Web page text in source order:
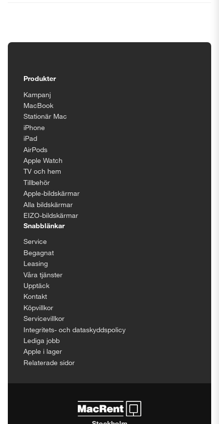
Produkter
Kampanj
MacBook
Stationär Mac
iPhone
iPad
AirPods
Apple Watch
TV och hem
Tillbehör
Apple-bildskärmar
Alla bildskärmar
EIZO-bildskärmar
Snabblänkar
Service
Begagnat
Leasing
Våra tjänster
Upptäck
Kontakt
Köpvillkor
Servicevillkor
Integritets- och dataskyddspolicy
Lediga jobb
Apple i lager
Relaterade sidor